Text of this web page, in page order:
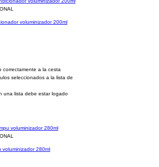
voluminizador 200ml
correctamente a la cesta
seleccionados a la lista de
una lista debe estar logado
voluminizador 280ml